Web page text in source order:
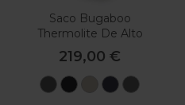
Saco Bugaboo
Thermolite De Alto
Rendimiento
219,00 €
VerdeNegroDesert
Azul